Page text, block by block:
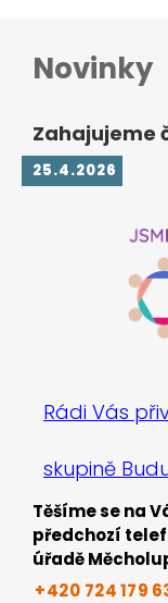
Novinky
Zahajujeme
25.4.2026
Rádi Vás
skupině
Těšíme se na
předchozí
úřadě
+420 724179